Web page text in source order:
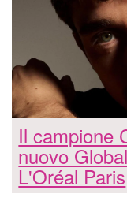
Il campione
nuovo
L'Oréal Paris